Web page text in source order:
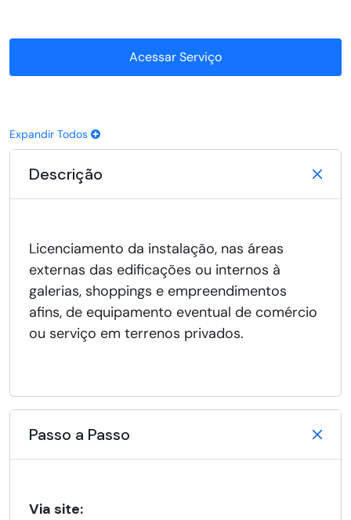
Acessar Serviço
Expandir Todos
Descrição
Licenciamento da instalação, nas áreas
externas das edificações ou internos à
galerias, shoppings e empreendimentos
afins, de equipamento eventual de comércio
ou serviço em terrenos privados.
Passo a Passo
Via site: